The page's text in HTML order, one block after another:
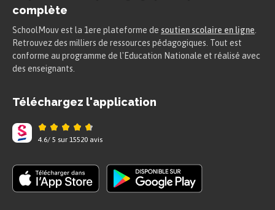
complète
SchoolMouv est la 1ere plateforme de soutien scolaire en ligne
Retrouvez des milliers de ressources pédagogiques. Tout est
conforme au programme de l'Education Nationale et réalisé avec
des enseignants.
Téléchargez l'application
4.6/ 5 sur 15520 avis